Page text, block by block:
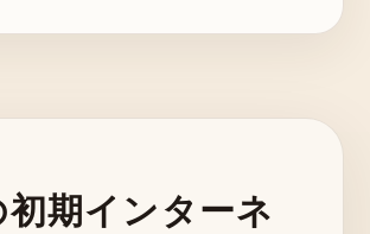
初期インターネ